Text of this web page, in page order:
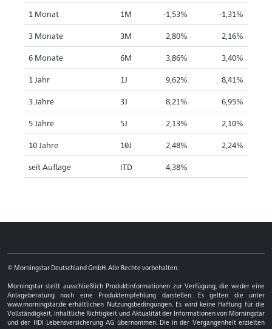
1 Monat 1M -1,53% -1,31%
3 Monate 3M 2,80% 2,16%
6 Monate 6M 3,86% 3,40%
1 Jahr 1J 9,62% 8,41%
3 Jahre 3J 8,21% 6,95%
5 Jahre 5J 2,13% 2,10%
10 Jahre 10J 2,48% 2,24%
seit Auflage ITD 4,38%
© Morningstar Deutschland GmbH. Alle Rechte vorbehalten.
Morningstar stellt ausschließlich Produktinformationen zur Verfügung, die weder eine
Anlageberatung noch eine Produktempfehlung darstellen. Es gelten die unter
www.morningstar.de erhältlichen Nutzungsbedingungen. Es wird keine Haftung für die
Vollständigkeit, inhaltliche Richtigkeit und Aktualität der Informationen von Morningstar
und der HDI Lebensversicherung AG übernommen. Die in der Vergangenheit erzielten